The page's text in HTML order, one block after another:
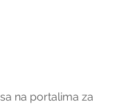
na portalima za